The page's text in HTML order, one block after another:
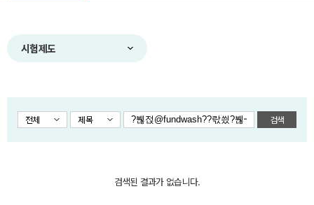
시험제도
전체 제목 검색
검색된 결과가 없습니다.